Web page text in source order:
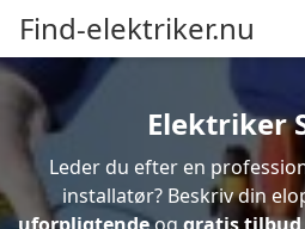
Find-elektriker.nu
Elektriker
Leder du efter en
installatør? Beskriv din